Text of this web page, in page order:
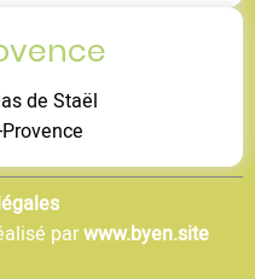
de Staël
parwww.byen.site